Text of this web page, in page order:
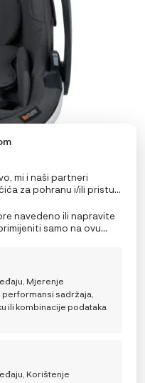
mi i naši partneri
za pohranu i/ili pristup
obradu osobnih
pregledavanju ili
prikazujemo
određene značajke i
navedeno ili napravite
samo na ovu
na gumb za
Mjerenje
sadržaja,
ili kombinacije podataka
Korištenje
€ RASPON
199,00 €
€